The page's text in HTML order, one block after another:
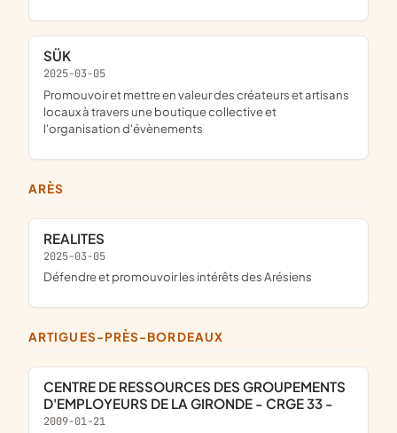
SÜK
2025-03-05
promouvoir et mettre en valeur des créateurs et artisans
locaux à travers une boutique collective et
l'organisation d'évènements
ARÈS
REALITES
2025-03-05
défendre et promouvoir les intérêts des Arésiens
ARTIGUES-PRÈS-BORDEAUX
CENTRE DE RESSOURCES DES GROUPEMENTS
D'EMPLOYEURS DE LA GIRONDE - CRGE 33 -
2009-01-21